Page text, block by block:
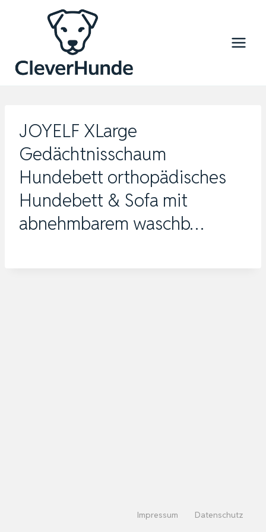
JOYELF XLarge
Gedächtnisschaum
Hundebett orthopädisches
Hundebett & Sofa mit
abnehmbarem waschb…
Impressum Datenschutz